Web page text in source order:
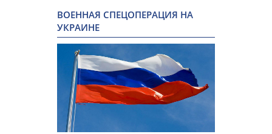
ВОЕННАЯ СПЕЦОПЕРАЦИЯ НА
УКРАИНЕ